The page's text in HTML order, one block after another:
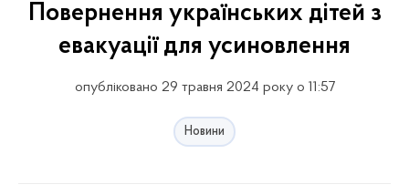
Повернення українських дітей з
евакуації для усиновлення
опубліковано 29 травня 2024 року о 11:57
Новини